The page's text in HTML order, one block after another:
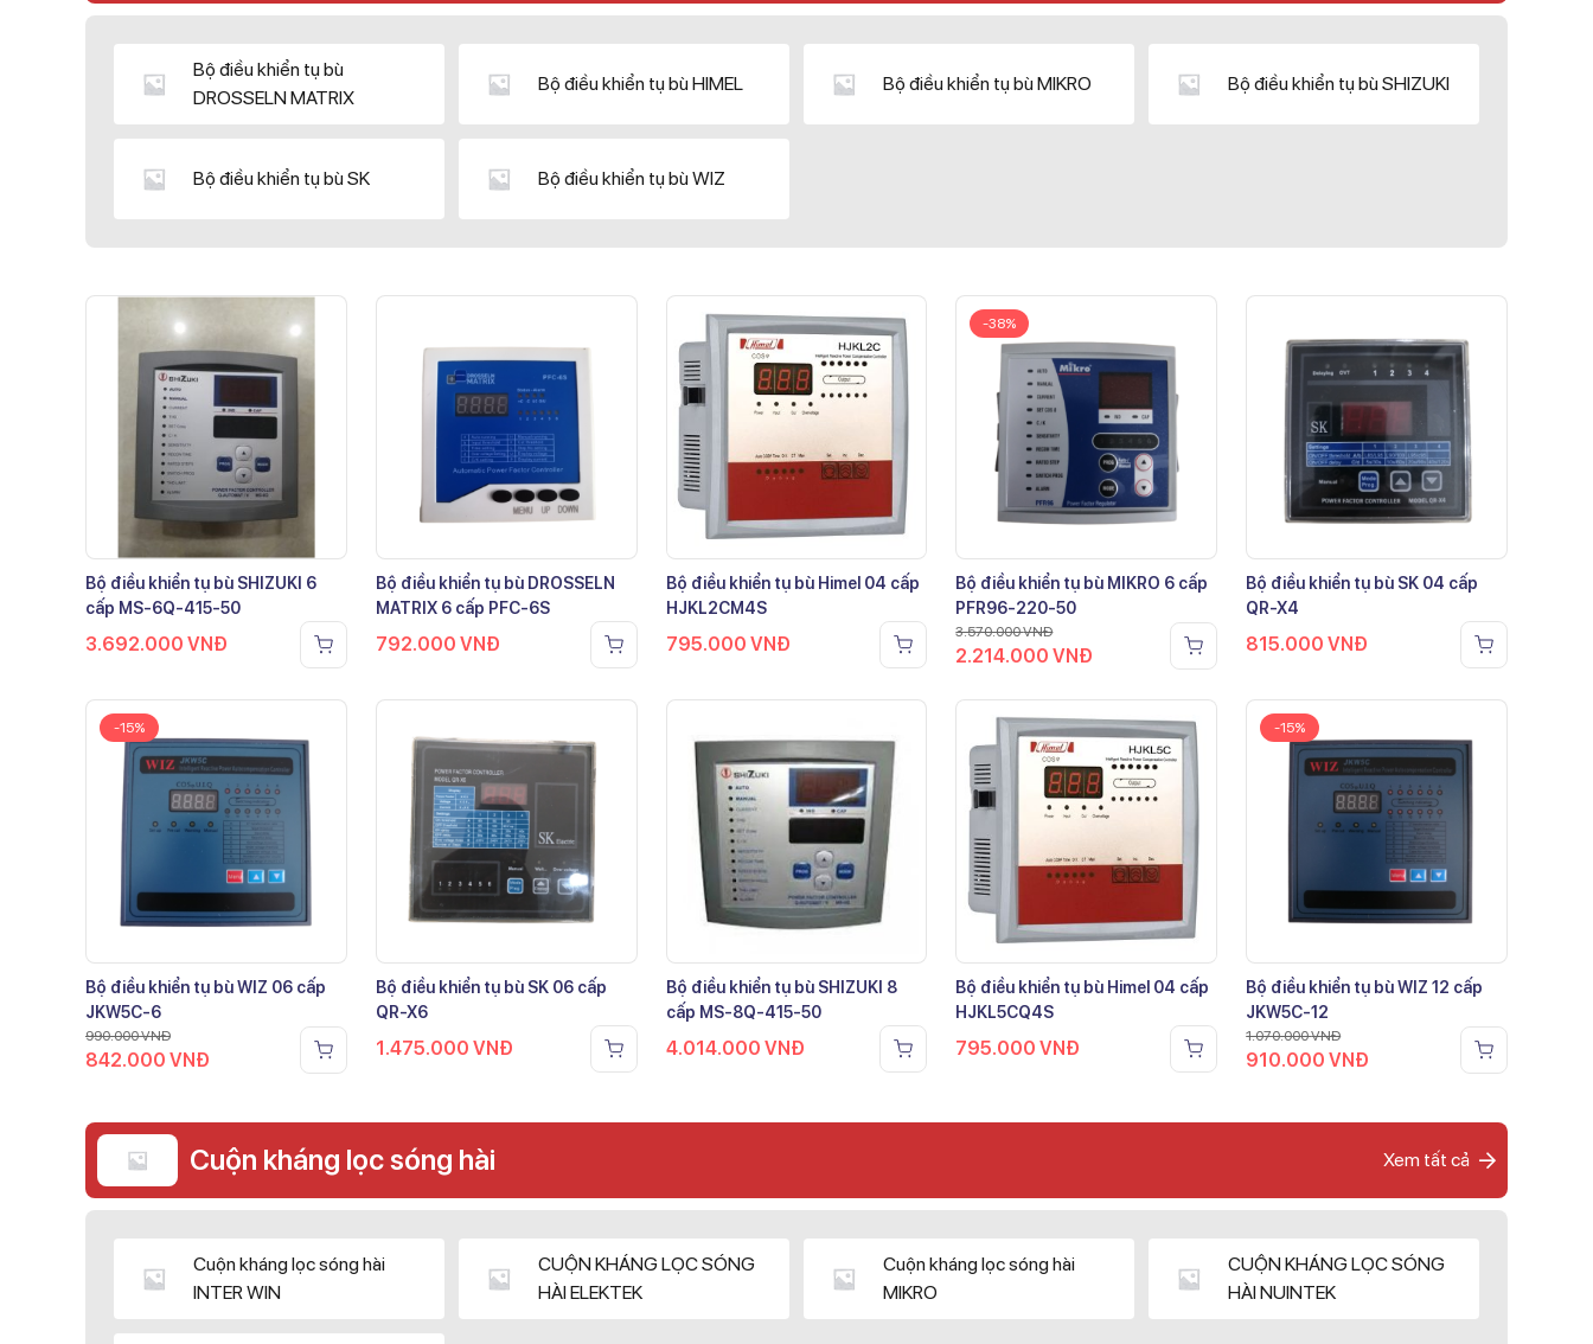
Bộ điều khiển tụ bù
DROSSELN MATRIX
Bộ điều khiển tụ bù HIMEL Bộ điều khiển tụ bù MIKRO Bộ điều khiển tụ bù SHIZUKI
Bộ điều khiển tụ bù SK Bộ điều khiển tụ bù WIZ
Bộ điều khiển tụ bù SHIZUKI 6
cấp MS-6Q-415-50
3.692.000 VNĐ
Bộ điều khiển tụ bù DROSSELN
MATRIX 6 cấp PFC-6S
792.000 VNĐ
Bộ điều khiển tụ bù Himel 04 cấp
HJKL2CM4S
795.000 VNĐ
-38%
Bộ điều khiển tụ bù MIKRO 6 cấp
PFR96-220-50
3.570.000VNĐ
2.214.000VNĐ
Bộ điều khiển tụ bù SK 04 cấp
QR-X4
815.000VNĐ
-15%
Bộ điều khiển tụ bù WIZ 06 cấp
JKW5C-6
990.000VNĐ
842.000 VNĐ
Bộ điều khiển tụ bù SK 06 cấp
QR-X6
1.475.000 VNĐ
Bộ điều khiển tụ bù SHIZUKI 8
cấp MS-8Q-415-50
4.014.000 VNĐ
Bộ điều khiển tụ bù Himel 04 cấp
HJKL5CQ4S
795.000VNĐ
-15%
Bộ điều khiển tụ bù WIZ 12 cấp
JKW5C-12
1.070.000VNĐ
910.000VNĐ
Cuộn kháng lọc sóng hài Xem tất cả
Cuộn kháng lọc sóng hài
INTER WIN
CUỘN KHÁNG LỌC SÓNG
HÀI ELEKTEK
Cuộn kháng lọc sóng hài
MIKRO
CUỘN KHÁNG LỌC SÓNG
HÀI NUINTEK